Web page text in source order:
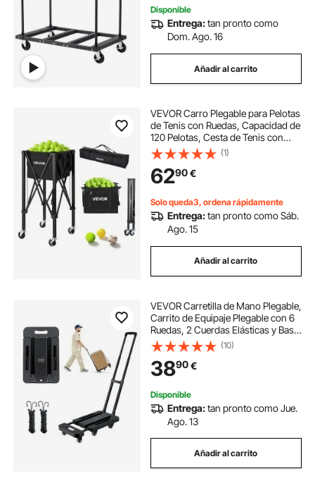
Disponible
Entrega:tan pronto como
Dom. Ago. 16
Añadir al carrito
VEVOR Carro Plegable para Pelotas
de Tenis con Ruedas, Capacidad de
120 Pelotas, Cesta de Tenis con
Bolsillos Laterales, Bolsa de Nailon,
Carrito de Entrenamiento
Multideporte para Pickleball Béisbol
(1)
6290€
Solo queda3, ordena rápidamente
Entrega:tan pronto como Sáb.
Ago. 15
Añadir al carrito
VEVOR Carretilla de Mano Plegable,
Carrito de Equipaje Plegable con 6
Ruedas, 2 Cuerdas Elásticas y Base
Expandible Carga de 226,8 kg para
Equipaje de Viaje, Aeropuerto,
Oficina, Mudanza, Negro
(10)
3890€
Disponible
Entrega:tan pronto como Jue.
Ago. 13
Añadir al carrito